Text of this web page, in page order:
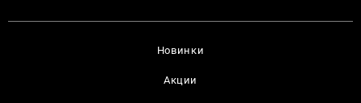
Новинки
Акции